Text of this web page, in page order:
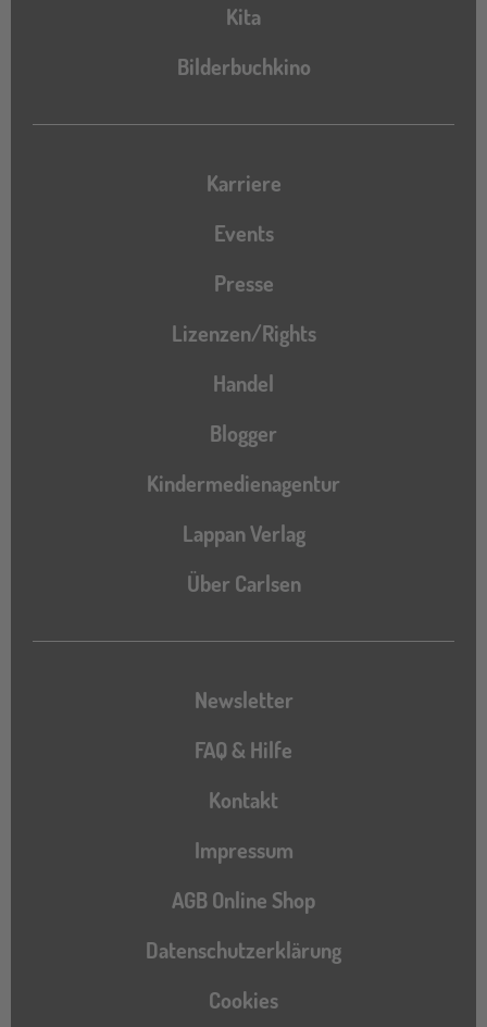
Kita
Bilderbuchkino
Karriere
Events
Presse
Lizenzen/Rights
Handel
Blogger
Kindermedienagentur
Lappan Verlag
Über Carlsen
Newsletter
FAQ & Hilfe
Kontakt
Impressum
AGB Online Shop
Datenschutzerklärung
Cookies